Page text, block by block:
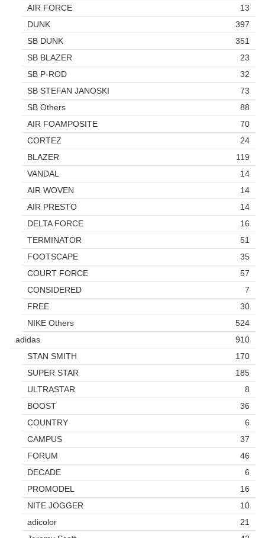
AIR FORCE
13
DUNK
397
SB DUNK
351
SB BLAZER
23
SB P-ROD
32
SB STEFAN JANOSKI
73
SB Others
88
AIR FOAMPOSITE
70
CORTEZ
24
BLAZER
119
VANDAL
14
AIR WOVEN
14
AIR PRESTO
14
DELTA FORCE
16
TERMINATOR
51
FOOTSCAPE
35
COURT FORCE
57
CONSIDERED
7
FREE
30
NIKE Others
524
adidas
910
STAN SMITH
170
SUPER STAR
185
ULTRASTAR
8
BOOST
36
COUNTRY
6
CAMPUS
37
FORUM
46
DECADE
6
PROMODEL
16
NITE JOGGER
10
adicolor
21